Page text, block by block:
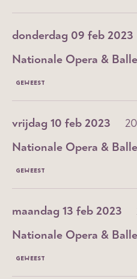
donderdag 09 feb 2023
Nationale Opera &
GEWEEST
vrijdag 10 feb 2023
Nationale Opera &
GEWEEST
maandag 13 feb 2023
Nationale Opera &
GEWEEST